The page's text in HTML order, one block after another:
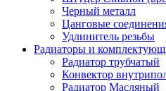
Черный металл
Цанговые
Удлинитель резьбы
Радиаторы и
Радиатор трубчатый
Конвектор
Радиатор Масляный